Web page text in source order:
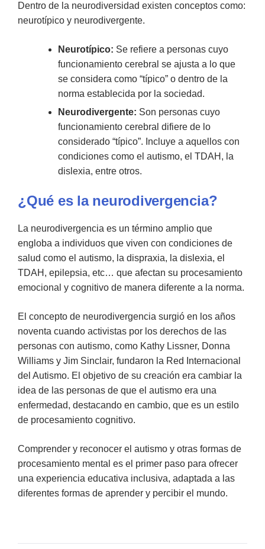
Dentro de la neurodiversidad existen conceptos como:
neurotípico y neurodivergente.
Neurotípico: Se refiere a personas cuyo
funcionamiento cerebral se ajusta a lo que
se considera como “típico” o dentro de la
norma establecida por la sociedad.
Neurodivergente: Son personas cuyo
funcionamiento cerebral difiere de lo
considerado “típico”. Incluye a aquellos con
condiciones como el autismo, el TDAH, la
dislexia, entre otros.
¿Qué es la neurodivergencia?
La neurodivergencia es un término amplio que
engloba a individuos que viven con condiciones de
salud como el autismo, la dispraxia, la dislexia, el
TDAH, epilepsia, etc… que afectan su procesamiento
emocional y cognitivo de manera diferente a la norma.
El concepto de neurodivergencia surgió en los años
noventa cuando activistas por los derechos de las
personas con autismo, como Kathy Lissner, Donna
Williams y Jim Sinclair, fundaron la Red Internacional
del Autismo. El objetivo de su creación era cambiar la
idea de las personas de que el autismo era una
enfermedad, destacando en cambio, que es un estilo
de procesamiento cognitivo.
Comprender y reconocer el autismo y otras formas de
procesamiento mental es el primer paso para ofrecer
una experiencia educativa inclusiva, adaptada a las
diferentes formas de aprender y percibir el mundo.